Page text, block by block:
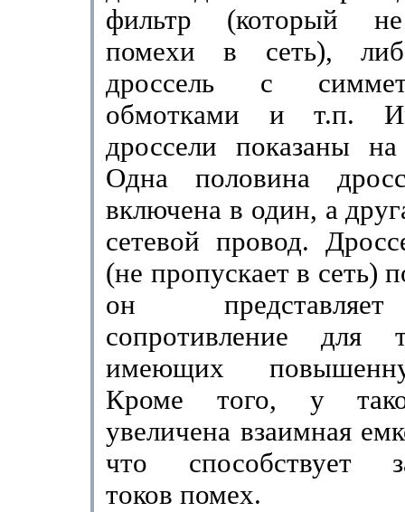
фильтр (который не
помехи в сеть),
дроссель с
обмотками и т.п.
дроссели показаны
Одна половина
включена в один, а
сетевой провод.
(не пропускает в сеть)
он
сопротивление для
имеющих
Кроме того, у
увеличена взаимная
что способствует
токов помех.